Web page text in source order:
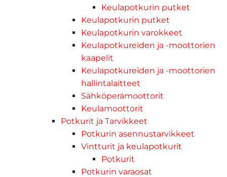
Keulapotkurin putket
Keulapotkurin putket
Keulapotkurin varokkeet
Keulapotkureiden ja -moottorien
kaapelit
Keulapotkureiden ja -moottorien
hallintalaitteet
Sähköperämoottorit
Keulamoottorit
Potkurit ja Tarvikkeet
Potkurin asennustarvikkeet
Vintturit ja keulapotkurit
Potkurit
Potkurin varaosat